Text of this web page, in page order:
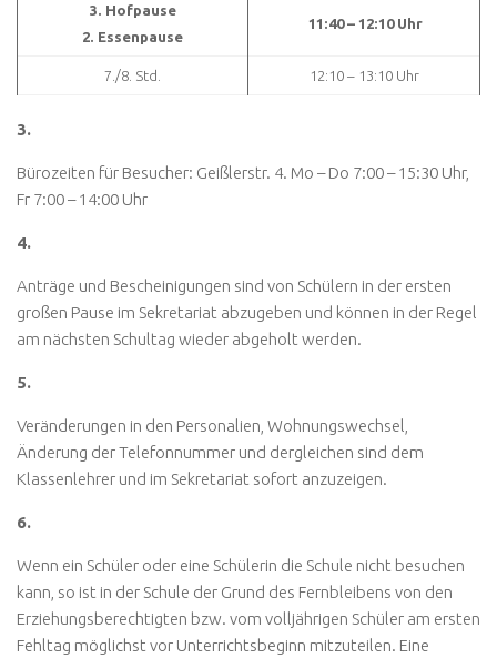
3. Hofpause
2. Essenpause
11:40 – 12:10 Uhr
7./8. Std. 12:10 – 13:10 Uhr
3.
Bürozeiten für Besucher: Geißlerstr. 4. Mo – Do 7:00 – 15:30 Uhr,
Fr 7:00 – 14:00 Uhr
4.
Anträge und Bescheinigungen sind von Schülern in der ersten
großen Pause im Sekretariat abzugeben und können in der Regel
am nächsten Schultag wieder abgeholt werden.
5.
Veränderungen in den Personalien, Wohnungswechsel,
Änderung der Telefonnummer und dergleichen sind dem
Klassenlehrer und im Sekretariat sofort anzuzeigen.
6.
Wenn ein Schüler oder eine Schülerin die Schule nicht besuchen
kann, so ist in der Schule der Grund des Fernbleibens von den
Erziehungsberechtigten bzw. vom volljährigen Schüler am ersten
Fehltag möglichst vor Unterrichtsbeginn mitzuteilen. Eine